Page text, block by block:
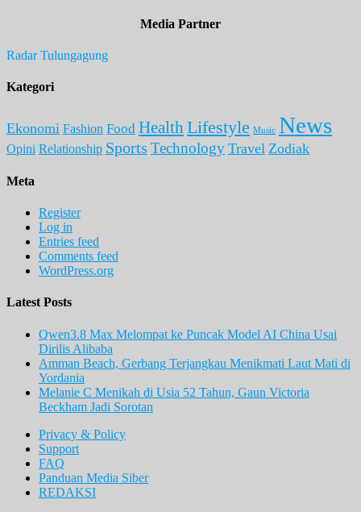
Media Partner
Radar Tulungagung
Kategori
Ekonomi Fashion Food Health Lifestyle Music News
Opini Relationship Sports Technology Travel Zodiak
Meta
Register
Log in
Entries feed
Comments feed
WordPress.org
Latest Posts
Qwen3.8 Max Melompat ke Puncak Model AI China Usai
Dirilis Alibaba
Amman Beach, Gerbang Terjangkau Menikmati Laut Mati di
Yordania
Melanie C Menikah di Usia 52 Tahun, Gaun Victoria
Beckham Jadi Sorotan
Privacy & Policy
Support
FAQ
Panduan Media Siber
REDAKSI